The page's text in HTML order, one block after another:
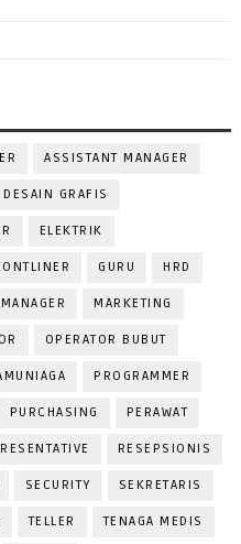
ASSISTANT MANAGER
DESAIN GRAFIS
ELEKTRIK
GURU HRD
MANAGER MARKETING
OPERATOR BUBUT
PROGRAMMER
PURCHASING PERAWAT
RESEPSIONIS
SECURITY SEKRETARIS
TELLER TENAGA MEDIS